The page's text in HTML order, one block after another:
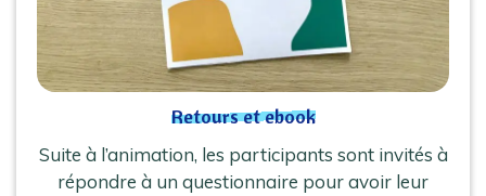
Retours et ebook
Suite à l’animation, les participants sont invités à
répondre à un questionnaire pour avoir leur